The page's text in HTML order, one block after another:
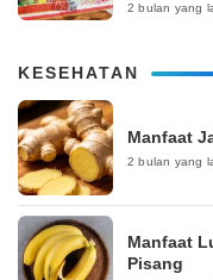
2 bulan yang
KESEHATAN
Manfaat
2 bulan yang
Manfaat
Pisang